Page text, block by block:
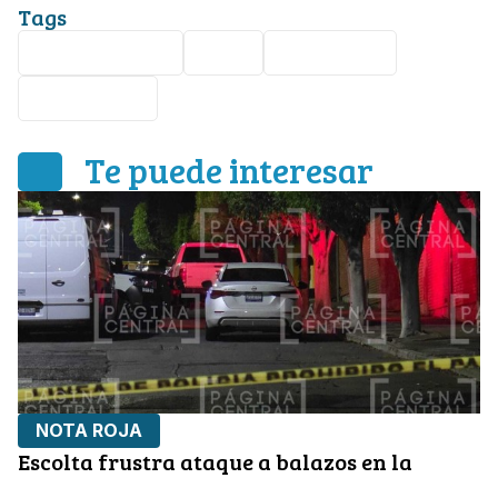
Tags
Te puede interesar
NOTA ROJA
Escolta frustra ataque a balazos en la